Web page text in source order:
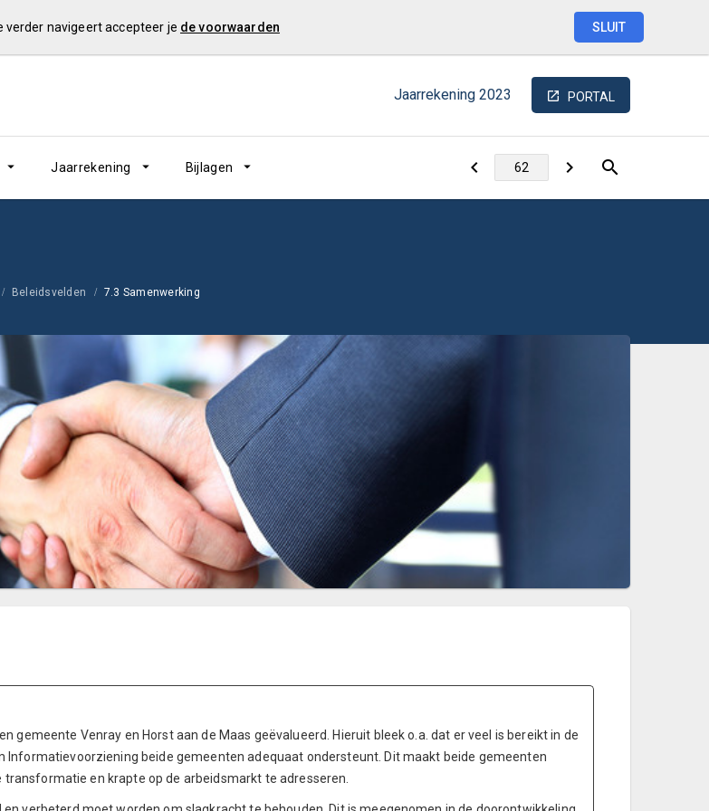
verder navigeert accepteer je de voorwaarden SLUIT
Jaarrekening 2023 PORTAL
Jaarrekening Bijlagen
Beleidsvelden 7.3 Samenwerking
gemeente Venray en Horst aan de Maas geëvalueerd. Hieruit bleek o.a. dat er veel is bereikt in de
beide gemeenten adequaat ondersteunt. Dit maakt beide gemeenten
en krapte op de arbeidsmarkt te adresseren.